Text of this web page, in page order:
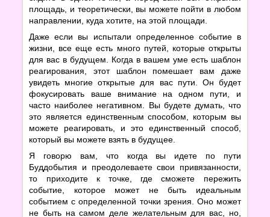
площадь, и теоретически, вы можете пойти в любом
направлении, куда хотите, на этой площади.
Даже если вы испытали определенное событие в
жизни, все еще есть много путей, которые открыты
для вас в будущем. Когда в вашем уме есть шаблон
реагирования, этот шаблон помешает вам даже
увидеть многие открытые для вас пути. Он будет
фокусировать ваше внимание на одном пути, и
часто наиболее негативном. Вы будете думать, что
это является единственным способом, которым вы
можете реагировать, и это единственный способ,
который вы можете взять в будущее.
Я говорю вам, что когда вы идете по пути
Буддобытия и преодолеваете свои привязанности,
то приходите к точке, где сможете пережить
событие, которое может не быть идеальным
событием с определенной точки зрения. Оно может
не быть на самом деле желательным для вас, но,